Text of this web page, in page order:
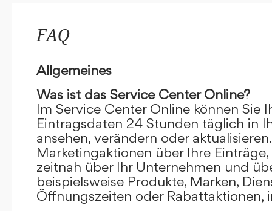
FAQ
Allgemeines
Was ist das Service Center Online?
Im Service Center Online können Sie
Eintragsdaten 24 Stunden täglich in
ansehen, verändern oder
Marketingaktionen über Ihre
zeitnah über Ihr Unternehmen und
beispielsweise Produkte, Marken,
Öffnungszeiten oder Rabattaktionen,